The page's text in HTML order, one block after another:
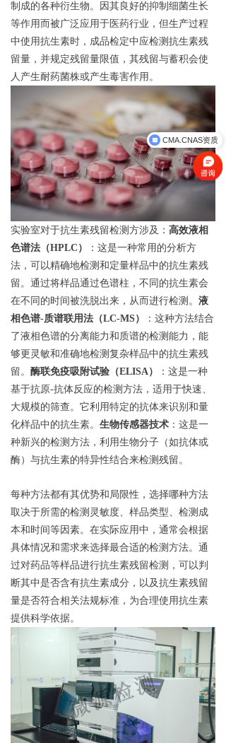
制成的各种衍生物。
因其良好的抑制细菌生长
等作用而被广泛应用于医药行业， 但生产过程
中使用抗生素时，成品检定中应检测抗生素残
留量，并规定残留量限值 ， 其残留与蓄积会使
人产生耐药菌株或产生毒害作用。
实验室对于抗生素残留检测方涉及： 高效液相
色谱法（HPLC）
：这是一种常用的分析方
法，可以精确地检测和定量样品中的抗生素残
留。通过将样品通过色谱柱，不同的抗生素会
在不同的时间被洗脱出来，从而进行检测。 液
相色谱-质谱联用法（LC-MS）
：这种方法结合
了液相色谱的分离能力和质谱的检测能力，能
够更灵敏和准确地检测复杂样品中的抗生素残
留。 酶联免疫吸附试验（ELISA）
：这是一种
基于抗原-抗体反应的检测方法，适用于快速、
大规模的筛查。它利用特定的抗体来识别和量
化样品中的抗生素。 生物传感器技术 ：这是一
种新兴的检测方法，利用生物分子（如抗体或
酶）与抗生素的特异性结合来检测残留。
每种方法都有其优势和局限性，选择哪种方法
取决于所需的检测灵敏度、样品类型、检测成
本和时间等因素。在实际应用中，通常会根据
具体情况和需求来选择最合适的检测方法。 通
过对药品等样品进行抗生素残留检测，可以判
断其中是否含有抗生素成分，以及抗生素残留
量是否符合相关法规标准，为合理使用抗生素
提供科学依据。
CMA.CNAS资质